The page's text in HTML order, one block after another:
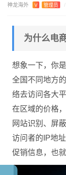
神龙海外 V 管理员 /
为什么电
想象一下，你
全国不同地方
络去访问各大
在区域的价格
网站识别、屏
访问者的IP地
促销信息，也就